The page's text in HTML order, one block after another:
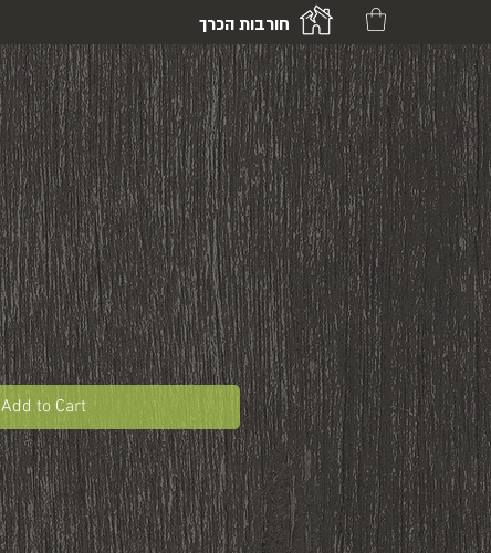
חורבות הכרך
Add to Cart